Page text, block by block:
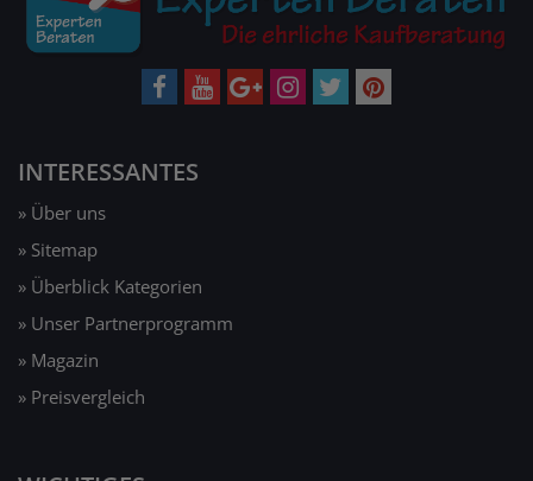
INTERESSANTES
» Über uns
» Sitemap
» Überblick Kategorien
» Unser Partnerprogramm
» Magazin
» Preisvergleich